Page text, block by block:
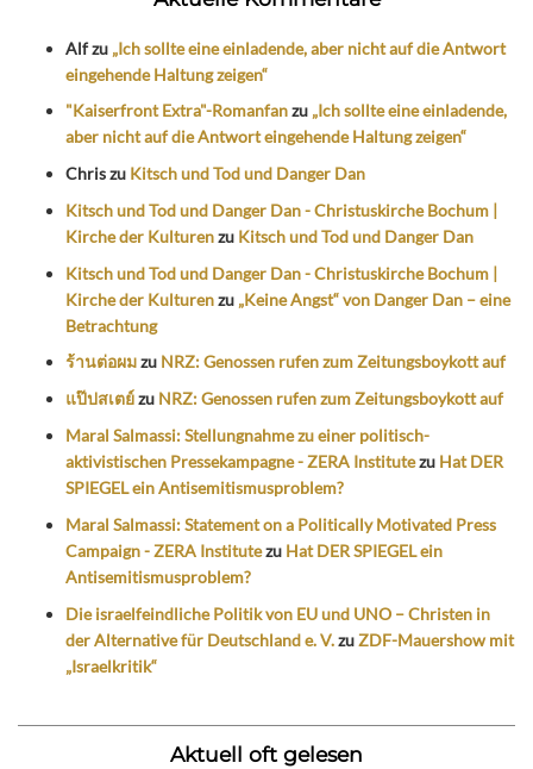
Alfzu „Ich sollte eine einladende, aber nicht auf die Antwort
eingehende Haltung zeigen“
"Kaiserfront Extra"-Romanfanzu „Ich sollte eine einladende,
aber nicht auf die Antwort eingehende Haltung zeigen“
Chriszu Kitsch und Tod und Danger Dan
Kitsch und Tod und Danger Dan - Christuskirche Bochum |
Kirche der Kulturenzu Kitsch und Tod und Danger Dan
Kitsch und Tod und Danger Dan - Christuskirche Bochum |
Kirche der Kulturenzu „Keine Angst“ von Danger Dan – eine
Betrachtung
ร้านต่อผมzu NRZ: Genossen rufen zum Zeitungsboykott auf
แป๊ปสเตย์zu NRZ: Genossen rufen zum Zeitungsboykott auf
Maral Salmassi: Stellungnahme zu einer politisch-
aktivistischen Pressekampagne - ZERA Institutezu Hat DER
SPIEGEL ein Antisemitismusproblem?
Maral Salmassi: Statement on a Politically Motivated Press
Campaign - ZERA Institutezu Hat DER SPIEGEL ein
Antisemitismusproblem?
Die israelfeindliche Politik von EU und UNO – Christen in
der Alternative für Deutschland e. V.zuZDF-Mauershow mit
„Israelkritik“
Aktuell oft gelesen